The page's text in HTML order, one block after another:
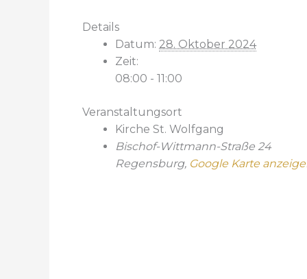
Details
Datum: 28. Oktober 2024
Zeit:
08:00 - 11:00
Veranstaltungsort
Kirche St. Wolfgang
Bischof-Wittmann-Straße 24
Regensburg, Google Karte